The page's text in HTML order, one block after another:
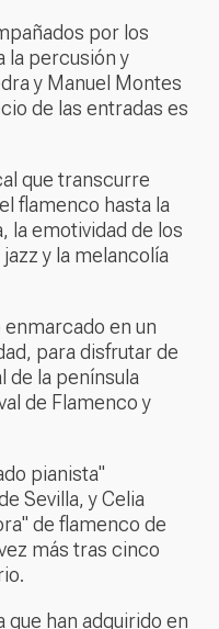
por los
la percusión y
y Manuel Montes
de las entradas es
que transcurre
flamenco hasta la
la emotividad de los
y la melancolía
en un
para disfrutar de
de la península
de Flamenco y
pianista"
Sevilla, y Celia
de flamenco de
más tras cinco
que han adquirido en